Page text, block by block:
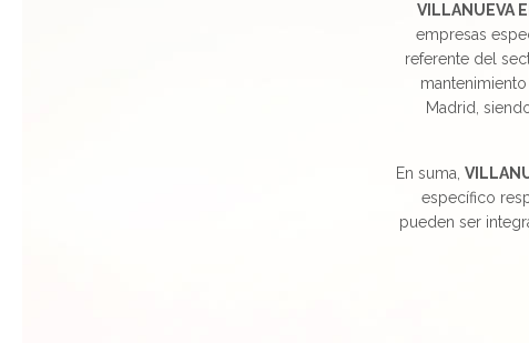
VILLANUEVA
empresas
referente del
Madrid,
En suma,
específico
pueden ser